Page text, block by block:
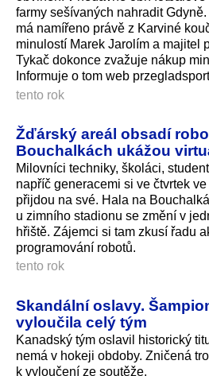
farmy sešívaných nahradit
má namířeno právě z Karviné
minulostí Marek Jarolím a majitel
Tykač dokonce zvažuje nákup
Informuje o tom web
tento rok
Žďárský areál obsadí
Bouchalkách ukážou
Milovníci techniky, školáci,
napříč generacemi si ve čtvrtek
přijdou na své. Hala na
u zimního stadionu se změní v
hřiště. Zájemci si tam zkusí řadu
programování robotů.
tento rok
Skandální oslavy.
vyloučila celý tým
Kanadský tým oslavil historický
nemá v hokeji obdoby. Zničená
k vyloučení ze soutěže.